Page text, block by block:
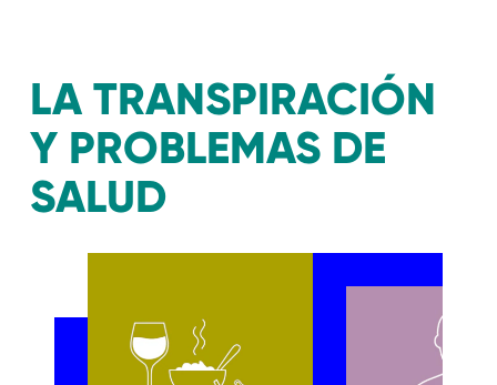
LA TRANSPIRACIÓN
Y PROBLEMAS DE
SALUD